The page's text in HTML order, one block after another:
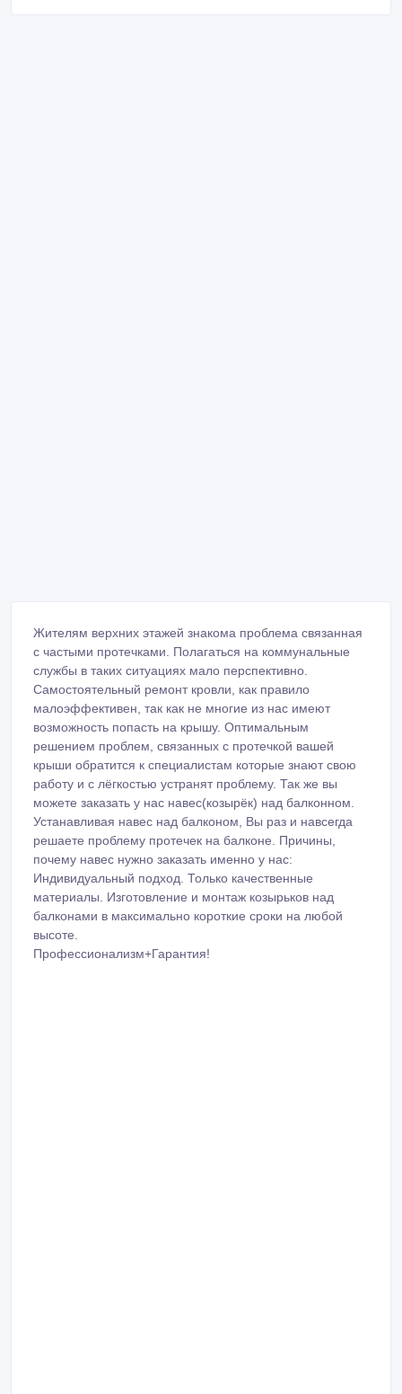
Жителям верхних этажей знакома проблема связанная
с частыми протечками. Полагаться на коммунальные
службы в таких ситуациях мало перспективно.
Самостоятельный ремонт кровли, как правило
малоэффективен, так как не многие из нас имеют
возможность попасть на крышу. Оптимальным
решением проблем, связанных с протечкой вашей
крыши обратится к специалистам которые знают свою
работу и с лёгкостью устранят проблему. Так же вы
можете заказать у нас навес(козырёк) над балконном.
Устанавливая навес над балконом, Вы раз и навсегда
решаете проблему протечек на балконе. Причины,
почему навес нужно заказать именно у нас:
Индивидуальный подход. Только качественные
материалы. Изготовление и монтаж козырьков над
балконами в максимально короткие сроки на любой
высоте.
Профессионализм+Гарантия!